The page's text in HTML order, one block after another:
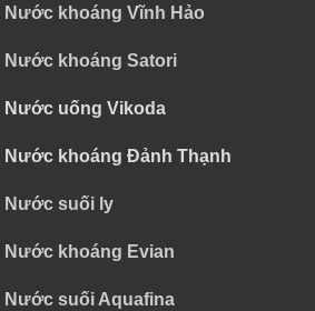
Nước khoáng Vĩnh Hảo
Nước khoáng Satori
Nước uống Vikoda
Nước khoáng Đảnh Thạnh
Nước suối ly
Nước khoáng Evian
Nước suối Aquafina